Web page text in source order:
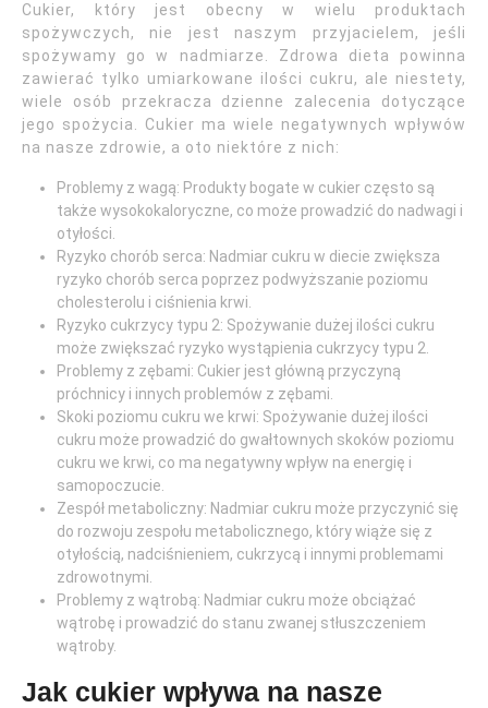
Cukier, który jest obecny w wielu produktach
spożywczych, nie jest naszym przyjacielem, jeśli
spożywamy go w nadmiarze. Zdrowa dieta powinna
zawierać tylko umiarkowane ilości cukru, ale niestety,
wiele osób przekracza dzienne zalecenia dotyczące
jego spożycia. Cukier ma wiele negatywnych wpływów
na nasze zdrowie, a oto niektóre z nich:
Problemy z wagą: Produkty bogate w cukier często są
także wysokokaloryczne, co może prowadzić do nadwagi i
otyłości.
Ryzyko chorób serca: Nadmiar cukru w diecie zwiększa
ryzyko chorób serca poprzez podwyższanie poziomu
cholesterolu i ciśnienia krwi.
Ryzyko cukrzycy typu 2: Spożywanie dużej ilości cukru
może zwiększać ryzyko wystąpienia cukrzycy typu 2.
Problemy z zębami: Cukier jest główną przyczyną
próchnicy i innych problemów z zębami.
Skoki poziomu cukru we krwi: Spożywanie dużej ilości
cukru może prowadzić do gwałtownych skoków poziomu
cukru we krwi, co ma negatywny wpływ na energię i
samopoczucie.
Zespół metaboliczny: Nadmiar cukru może przyczynić się
do rozwoju zespołu metabolicznego, który wiąże się z
otyłością, nadciśnieniem, cukrzycą i innymi problemami
zdrowotnymi.
Problemy z wątrobą: Nadmiar cukru może obciążać
wątrobę i prowadzić do stanu zwanej stłuszczeniem
wątroby.
Jak cukier wpływa na nasze